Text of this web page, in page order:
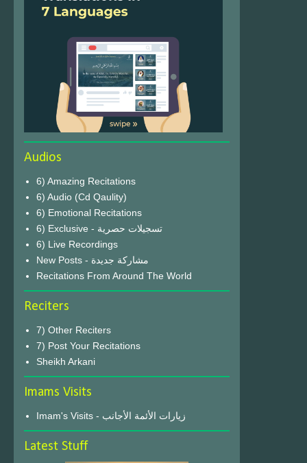
Audios
6) Amazing Recitations
6) Audio (Cd Qaulity)
6) Emotional Recitations
6) Exclusive - تسجيلات حصرية
6) Live Recordings
New Posts - مشاركة جديدة
Recitations From Around The World
Reciters
7) Other Reciters
7) Post Your Recitations
Sheikh Arkani
Imams Visits
Imam's Visits - زيارات الأئمة الأجانب
Latest Stuff